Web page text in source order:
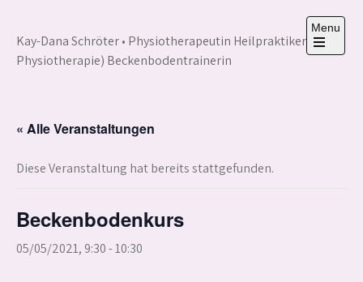
content
Kay-Dana Schröter • Physiotherapeutin Heilpraktikerin (
Physiotherapie) Beckenbodentrainerin
Menu
« Alle Veranstaltungen
Diese Veranstaltung hat bereits stattgefunden.
Beckenbodenkurs
05/05/2021, 9:30-10:30